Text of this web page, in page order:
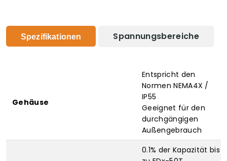
Spezifikationen Spannungsbereiche
Gehäuse
Entspricht den
Normen NEMA4X /
IP55
Geeignet für den
durchgängigen
Außengebrauch
0.1% der Kapazität bis